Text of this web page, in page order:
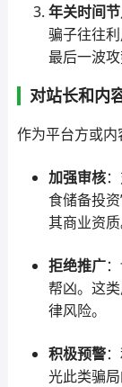
年关时间
骗子往往
最后一波
对站长和内
作为平台方或内
加强审核
食储备投
其商业资质
拒绝推广
帮凶。这
律风险。
积极预警
光此类骗局